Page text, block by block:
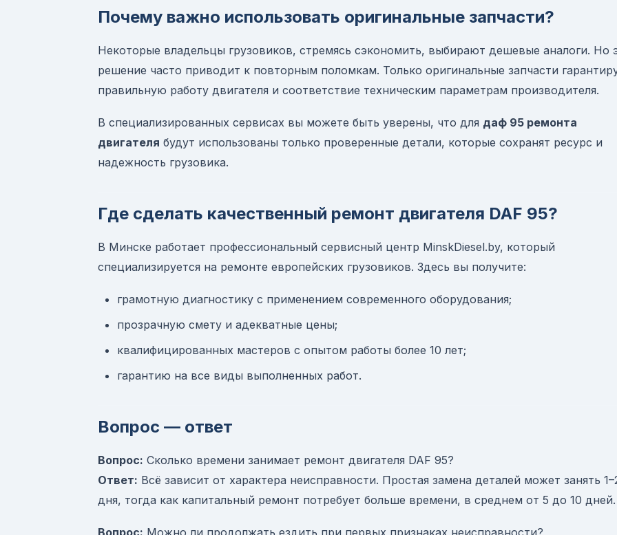
Почему важно использовать оригинальные запчасти?
Некоторые владельцы грузовиков, стремясь сэкономить, выбирают дешевые аналоги. Но
решение часто приводит к повторным поломкам. Только оригинальные запчасти
правильную работу двигателя и соответствие техническим параметрам производителя.
В специализированных сервисах вы можете быть уверены, что для даф 95 ремонта
двигателя будут использованы только проверенные детали, которые сохранят ресурс и
надежность грузовика.
Где сделать качественный ремонт двигателя DAF 95?
В Минске работает профессиональный сервисный центр MinskDiesel.by, который
специализируется на ремонте европейских грузовиков. Здесь вы получите:
грамотную диагностику с применением современного оборудования;
прозрачную смету и адекватные цены;
квалифицированных мастеров с опытом работы более 10 лет;
гарантию на все виды выполненных работ.
Вопрос — ответ
Вопрос: Сколько времени занимает ремонт двигателя DAF 95?
Ответ: Всё зависит от характера неисправности. Простая замена деталей может занять
дня, тогда как капитальный ремонт потребует больше времени, в среднем от 5 до 10 дней.
Вопрос: Можно ли продолжать ездить при первых признаках неисправности?